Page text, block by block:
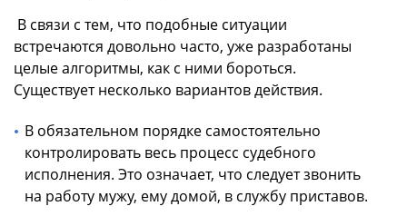
В связи с тем, что подобные ситуации
встречаются довольно часто, уже разработаны
целые алгоритмы, как с ними бороться.
Существует несколько вариантов действия.
В обязательном порядке самостоятельно
контролировать весь процесс судебного
исполнения. Это означает, что следует звонить
на работу мужу, ему домой, в службу приставов.